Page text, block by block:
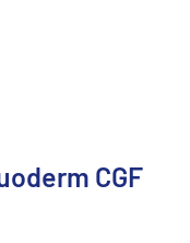
CGF